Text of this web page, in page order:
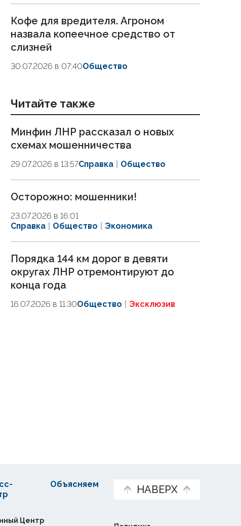
Кофе для вредителя. Агроном
назвала копеечное средство от
слизней
30.07.2026 в 07:40Общество
Читайте также
Минфин ЛНР рассказал о новых
схемах мошенничества
29.07.2026 в 13:57Справка Общество
Осторожно: мошенники!
23.07.2026 в 16:01
Справка
Общество Экономика
Порядка 144 км дорог в девяти
округах ЛНР отремонтируют до
конца года
16.07.2026 в 11:30Общество Эксклюзив
НАВЕРХ
Объясняем
Центр